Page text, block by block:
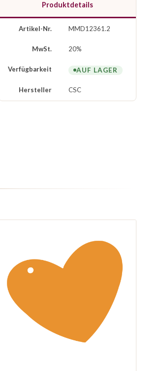
Produktdetails
Artikel-Nr. MMD12361.2
MwSt. 20%
Verfügbarkeit AUF LAGER
Hersteller CSC